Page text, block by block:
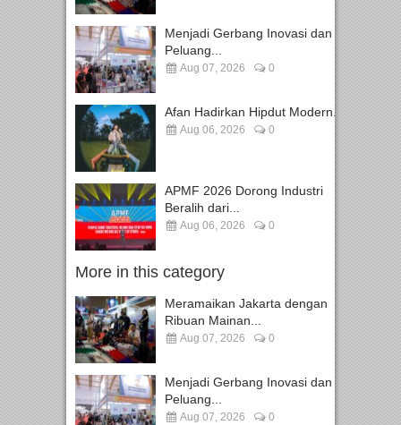
Menjadi Gerbang Inovasi dan
Peluang...
Aug 07, 2026 0
Afan Hadirkan Hipdut Modern...
Aug 06, 2026 0
APMF 2026 Dorong Industri
Beralih dari...
Aug 06, 2026 0
More in this category
Meramaikan Jakarta dengan
Ribuan Mainan...
Aug 07, 2026 0
Menjadi Gerbang Inovasi dan
Peluang...
Aug 07, 2026 0